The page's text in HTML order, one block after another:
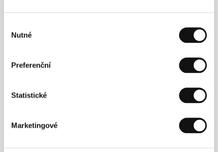
souhlasu
Nutné
Preferenční
Statistické
Marketingové
Pilot Film